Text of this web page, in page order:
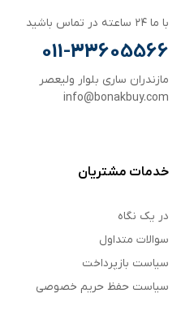
با ما ۲۴ ساعته در تماس باشید
011-33605566
مازندران ساری بلوار ولیعصر
info@bonakbuy.com
خدمات مشتریان
در یک نگاه
سوالات متداول
سیاست بازپرداخت
سیاست حفظ حریم خصوصی